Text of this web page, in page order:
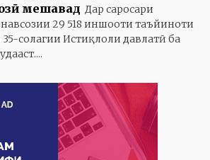
мешавад Дар саросари
29 518 иншооти таъйиноти
солагии Истиқлоли давлатӣ ба